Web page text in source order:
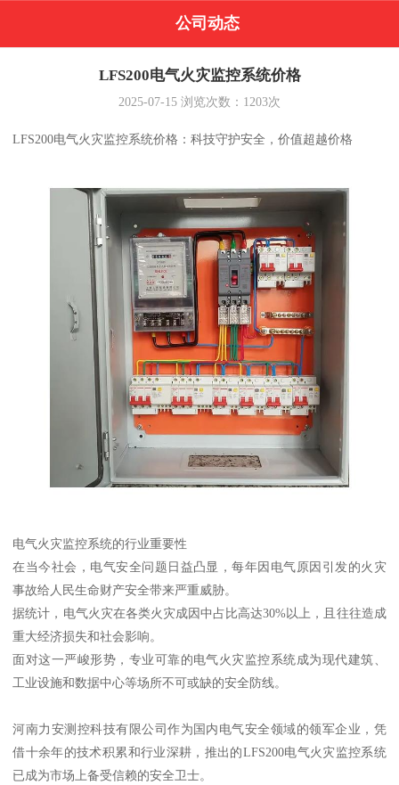
公司动态
LFS200电气火灾监控系统价格
2025-07-15 浏览次数： 1203次
LFS200电气火灾监控系统价格：科技守护安全，价值超越价格
电气火灾监控系统的行业重要性
在当今社会，电气安全问题日益凸显，每年因电气原因引发的火灾
事故给人民生命财产安全带来严重威胁。
据统计，电气火灾在各类火灾成因中占比高达30%以上，且往往造成
重大经济损失和社会影响。
面对这一严峻形势，专业可靠的电气火灾监控系统成为现代建筑、
工业设施和数据中心等场所不可或缺的安全防线。
河南力安测控科技有限公司作为国内电气安全领域的领军企业，凭
借十余年的技术积累和行业深耕，推出的LFS200电气火灾监控系统
已成为市场上备受信赖的安全卫士。